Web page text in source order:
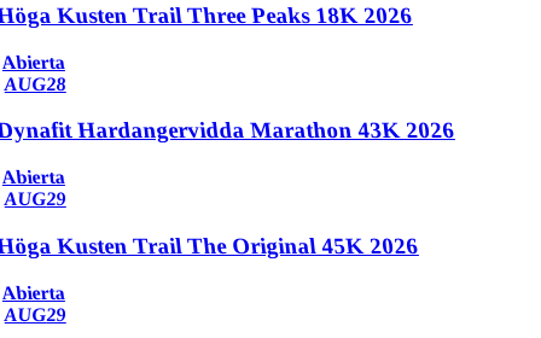
Kusten Trail Three Peaks 18K 2026
Abierta
AUG28
Hardangervidda Marathon 43K 2026
Abierta
AUG29
Kusten Trail The Original 45K 2026
Abierta
AUG29